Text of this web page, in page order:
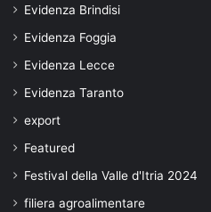
Evidenza Brindisi
Evidenza Foggia
Evidenza Lecce
Evidenza Taranto
export
Featured
Festival della Valle d'Itria 2024
filiera agroalimentare